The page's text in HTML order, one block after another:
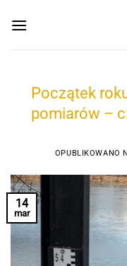
Początek
pomiarów –
OPUBLIKOWANO
14
mar